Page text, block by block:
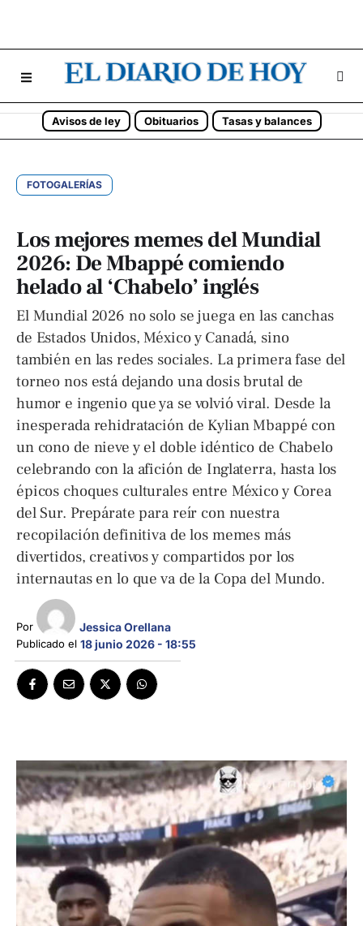
Avisos de ley Obituarios Tasas y balances
FOTOGALERÍAS
Los mejores memes del Mundial
2026: De Mbappé comiendo
helado al ‘Chabelo’ inglés
El Mundial 2026 no solo se juega en las canchas
de Estados Unidos, México y Canadá, sino
también en las redes sociales. La primera fase del
torneo nos está dejando una dosis brutal de
humor e ingenio que ya se volvió viral. Desde la
inesperada rehidratación de Kylian Mbappé con
un cono de nieve y el doble idéntico de Chabelo
celebrando con la afición de Inglaterra, hasta los
épicos choques culturales entre México y Corea
del Sur. Prepárate para reír con nuestra
recopilación definitiva de los memes más
divertidos, creativos y compartidos por los
internautas en lo que va de la Copa del Mundo.
Por Jessica Orellana
Publicado el 18 junio 2026 - 18:55